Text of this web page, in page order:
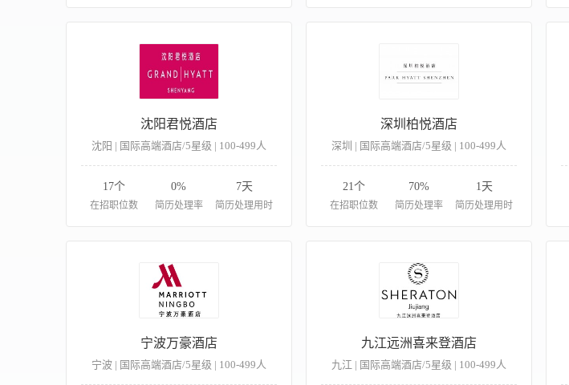
沈阳君悦酒店
沈阳 | 国际高端酒店/5星级 | 100-499人
17个
在招职位数
0%
简历处理率
7天
简历处理用时
深圳柏悦酒店
深圳 | 国际高端酒店/5星级 | 100-499人
21个
在招职位数
70%
简历处理率
1天
简历处理用时
宁波万豪酒店
宁波 | 国际高端酒店/5星级 | 100-499人
九江远洲喜来登酒店
九江 | 国际高端酒店/5星级 | 100-499人